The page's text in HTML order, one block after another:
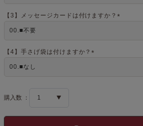
)
【3】メッセージカードは付けますか？
【4】手さげ袋は付けますか？